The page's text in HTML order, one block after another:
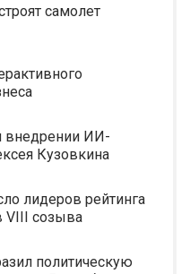
самолет
внедрении ИИ-
Кузовкина
лидеров рейтинга
VIII созыва
политическую